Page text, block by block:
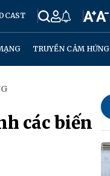
TRUYỀN CẢM HỨNG
các biến